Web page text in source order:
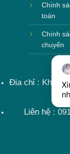
Chính
toán
Chính
chuyển
Địa chỉ : Khu
Liên hệ :